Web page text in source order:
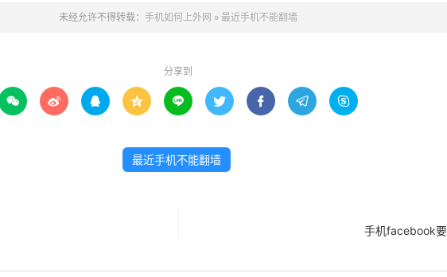
未经允许不得转载： 手机如何上外网 » 最近手机不能翻墙
分享到
        
最近手机不能翻墙
手机facebook